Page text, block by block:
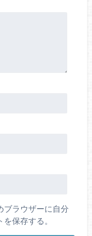
ブラウザーに自分
保存する。